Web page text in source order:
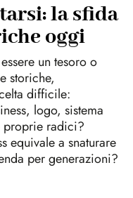
la sfida
oggi
un tesoro o
storiche,
difficile:
logo, sistema
radici?
equivale a snaturare
per generazioni?